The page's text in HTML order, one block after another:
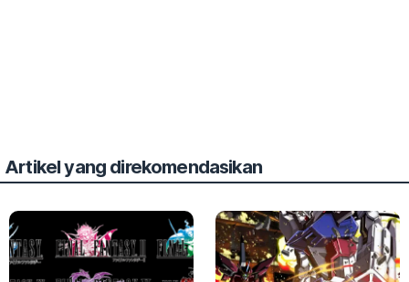
Artikel yang direkomendasikan